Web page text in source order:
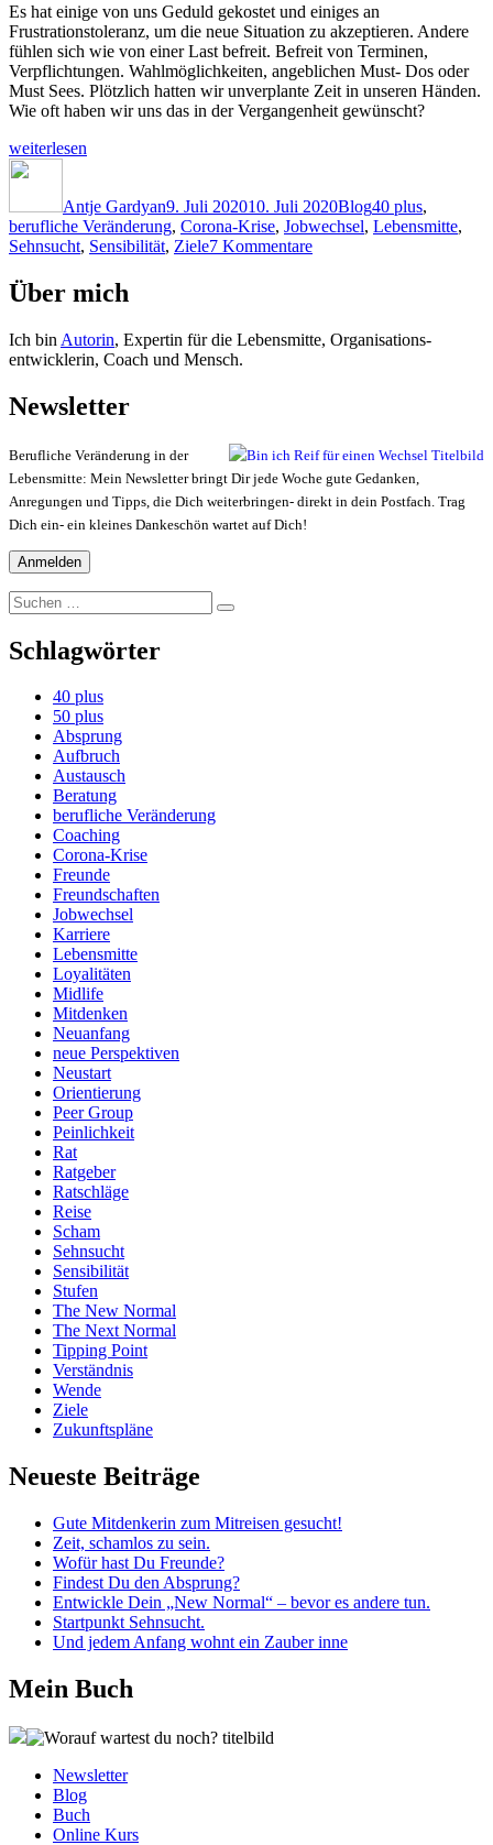
Es hat einige von uns Geduld gekostet und einiges an
Frustrationstoleranz, um die neue Situation zu akzeptieren. Andere
fühlen sich wie von einer Last befreit. Befreit von Terminen,
Verpflichtungen. Wahlmöglichkeiten, angeblichen Must- Dos oder
Must Sees. Plötzlich hatten wir unverplante Zeit in unseren Händen.
Wie oft haben wir uns das in der Vergangenheit gewünscht?
„Startpunkt
Sehnsucht.“
weiterlesen
Antje Gardyan9. Juli 202010. Juli 2020Blog40 plus,
berufliche Veränderung, Corona-Krise, Jobwechsel, Lebensmitte,
Sehnsucht, Sensibilität, Ziele7 Kommentarezu
Über mich
Ich bin Autorin, Expertin für die Lebensmitte, Organisations-
entwicklerin, Coach und Mensch.
Newsletter
Berufliche Veränderung in der
Lebensmitte: Mein Newsletter bringt Dir jede Woche gute Gedanken,
Anregungen und Tipps, die Dich weiterbringen- direkt in dein Postfach. Trag
Dich ein- ein kleines Dankeschön wartet auf Dich!
Suchen
nach:
Suchen
Schlagwörter
40 plus
50 plus
Absprung
Aufbruch
Austausch
Beratung
berufliche Veränderung
Coaching
Corona-Krise
Freunde
Freundschaften
Jobwechsel
Karriere
Lebensmitte
Loyalitäten
Midlife
Mitdenken
Neuanfang
neue Perspektiven
Neustart
Orientierung
Peer Group
Peinlichkeit
Rat
Ratgeber
Ratschläge
Reise
Scham
Sehnsucht
Sensibilität
Stufen
The New Normal
The Next Normal
Tipping Point
Verständnis
Wende
Ziele
Zukunftspläne
Neueste Beiträge
Gute Mitdenkerin zum Mitreisen gesucht!
Zeit, schamlos zu sein.
Wofür hast Du Freunde?
Findest Du den Absprung?
Entwickle Dein „New Normal“ – bevor es andere tun.
Startpunkt Sehnsucht.
Und jedem Anfang wohnt ein Zauber inne
Mein Buch
Newsletter
Blog
Buch
Online Kurs